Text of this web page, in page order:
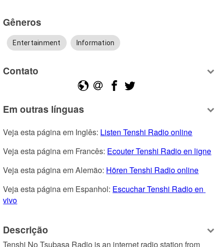
Gêneros
Entertainment Information
Contato
Em outras línguas
Veja esta página em Inglês: Listen Tenshi Radio online
Veja esta página em Francês: Ecouter Tenshi Radio en ligne
Veja esta página em Alemão: Hören Tenshi Radio online
Veja esta página em Espanhol: Escuchar Tenshi Radio en
vivo
Descrição
Tenshi No Tsubasa Radio is an internet radio station from